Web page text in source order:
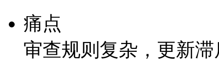
痛点
审查规则复杂，更新